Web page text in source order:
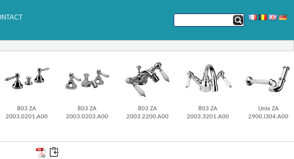
803 ZA
2003.0201.A00
803 ZA
2003.0203.A00
803 ZA
2003.2200.A00
803 ZA
2003.3201.A00
Unix ZA
2900.i304.A00